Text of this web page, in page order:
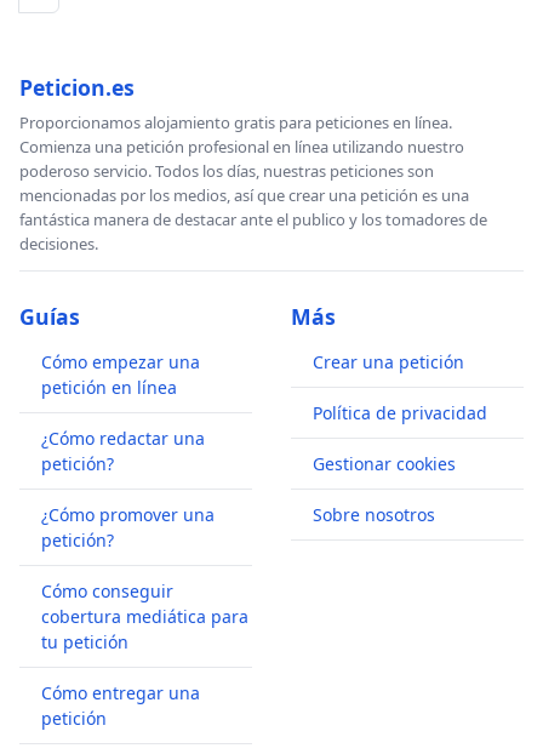
Peticion.es
Proporcionamos alojamiento gratis para peticiones en línea.
Comienza una petición profesional en línea utilizando nuestro
poderoso servicio. Todos los días, nuestras peticiones son
mencionadas por los medios, así que crear una petición es una
fantástica manera de destacar ante el publico y los tomadores de
decisiones.
Guías
Cómo empezar una
petición en línea
¿Cómo redactar una
petición?
¿Cómo promover una
petición?
Cómo conseguir
cobertura mediática para
tu petición
Cómo entregar una
petición
Más
Crear una petición
Política de privacidad
Gestionar cookies
Sobre nosotros